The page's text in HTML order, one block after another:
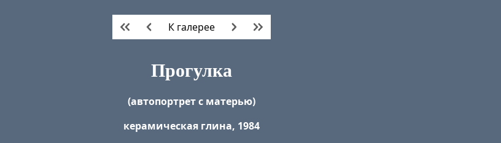
К галерее
Прогулка
(автопортрет с матерью)
керамическая глина, 1984